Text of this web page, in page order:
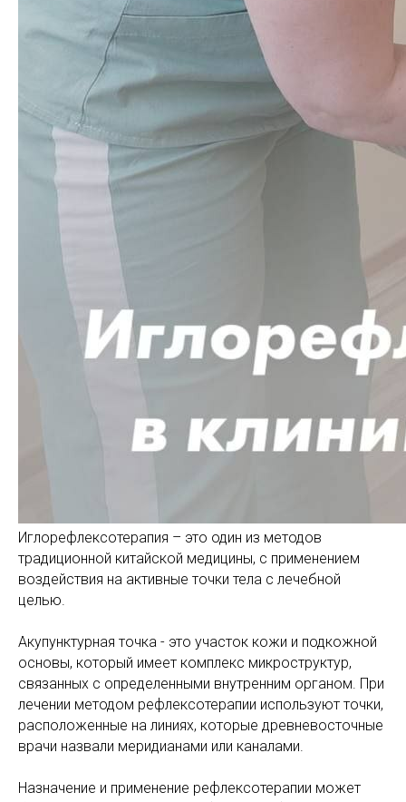
Иглорефлексотерапия – это один из методов
традиционной китайской медицины, с применением
воздействия на активные точки тела с лечебной
целью.
Акупунктурная точка - это участок кожи и подкожной
основы, который имеет комплекс микроструктур,
связанных с определенными внутренним органом. При
лечении методом рефлексотерапии используют точки,
расположенные на линиях, которые древневосточные
врачи назвали меридианами или каналами.
Назначение и применение рефлексотерапии может